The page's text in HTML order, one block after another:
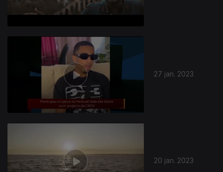
27 jan. 2023
20 jan. 2023